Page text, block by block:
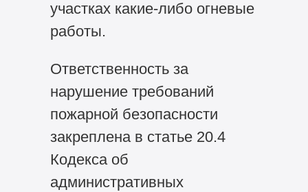
участках какие-либо огневые
работы.
Ответственность за
нарушение требований
пожарной безопасности
закреплена в статье 20.4
Кодекса об
административных